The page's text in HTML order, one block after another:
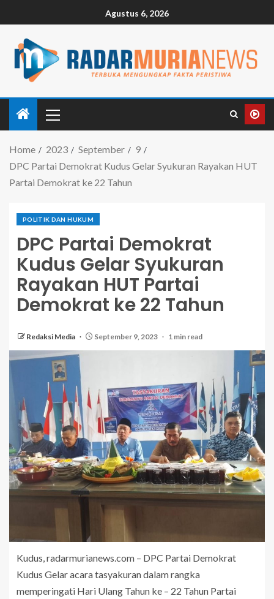
Agustus 6, 2026
Home 2023 September
9
DPC Partai Demokrat Kudus Gelar Syukuran Rayakan HUT
Partai Demokrat ke 22 Tahun
POLITIK DAN HUKUM
DPC Partai Demokrat
Kudus Gelar Syukuran
Rayakan HUT Partai
Demokrat ke 22 Tahun
Redaksi Media September 9, 2023 1 min read
Kudus, radarmurianews.com – DPC Partai Demokrat
Kudus Gelar acara tasyakuran dalam rangka
memperingati Hari Ulang Tahun ke – 22 Tahun Partai